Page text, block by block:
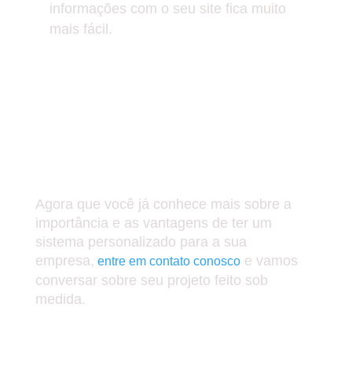
informações com o seu site fica muito
mais fácil.
Agora que você já conhece mais sobre a
importância e as vantagens de ter um
sistema personalizado para a sua
empresa, entre em contato conoscoe vamos
conversar sobre seu projeto feito sob
medida.